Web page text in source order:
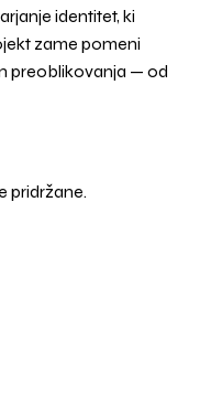
identitet, ki
zame pomeni
preoblikovanja — od
pridržane.